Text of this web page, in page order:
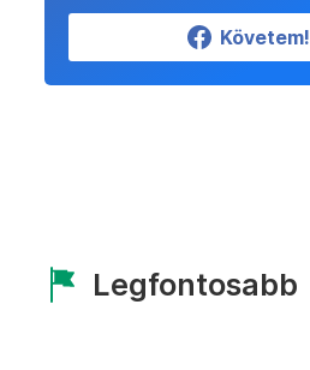
Követem!
Legfontosabb